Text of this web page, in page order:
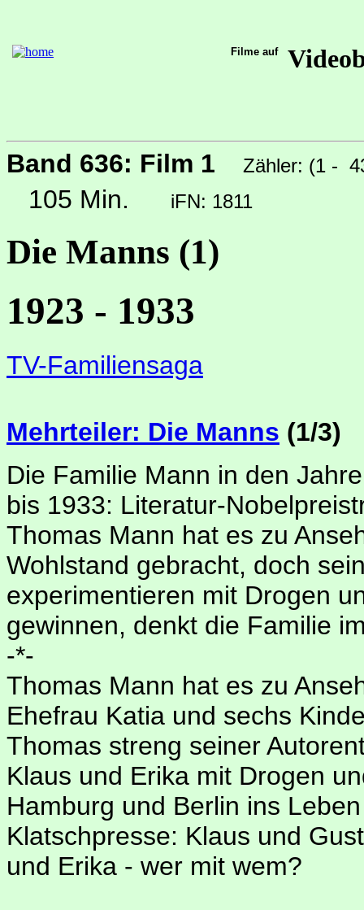
Filme auf
Band 636: Film 1 Zähler: (1 -
105 Min. iFN: 1811
Die Manns (1)
1923 - 1933
TV-Familiensaga
Mehrteiler: Die Manns (1/3)
Die Familie Mann in den
bis 1933: Literatur-
Thomas Mann hat es zu
Wohlstand gebracht, doch
experimentieren mit Drogen
gewinnen, denkt die Familie
-*-
Thomas Mann hat es zu
Ehefrau Katia und sechs
Thomas streng seiner
Klaus und Erika mit Drogen
Hamburg und Berlin ins
Klatschpresse: Klaus und
und Erika - wer mit wem?